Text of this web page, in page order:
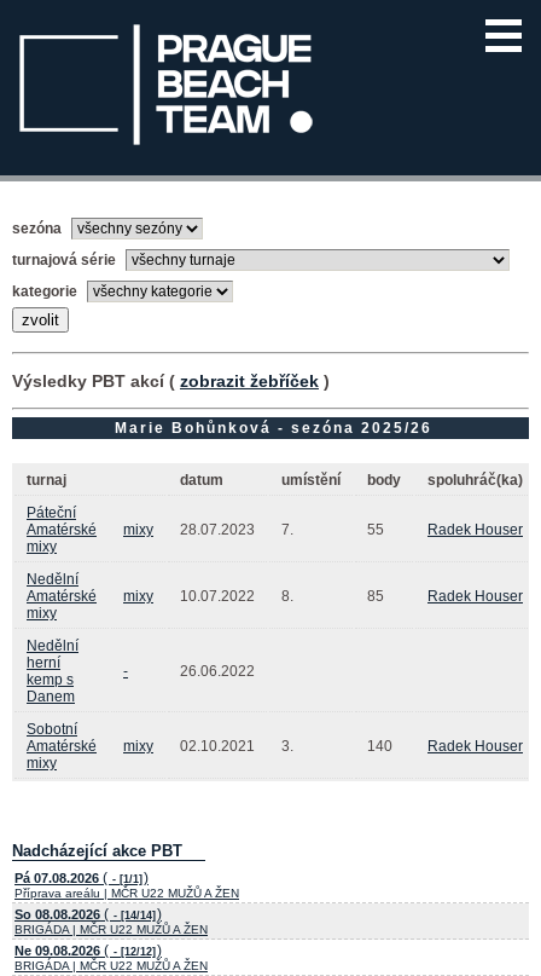
sezóna
turnajová série
kategorie
Výsledky PBT akcí ( zobrazit žebříček )
Marie Bohůnková - sezóna 2025/26
turnaj datum umístění body
spoluhráč(ka)
Páteční
Amatérské
mixy
mixy 28.07.2023 7. 55 Radek Houser
Nedělní
Amatérské
mixy
mixy 10.07.2022 8. 85 Radek Houser
Nedělní
herní
kemp s
Danem
- 26.06.2022
Sobotní
Amatérské
mixy
mixy 02.10.2021 3. 140 Radek Houser
Nadcházející akce PBT
Pá 07.08.2026 ( - [1/1] )
Příprava areálu | MČR U22 MUŽŮ A ŽEN
So 08.08.2026 ( - [14/14] )
BRIGÁDA | MČR U22 MUŽŮ A ŽEN
Ne 09.08.2026 ( - [12/12] )
BRIGÁDA | MČR U22 MUŽŮ A ŽEN